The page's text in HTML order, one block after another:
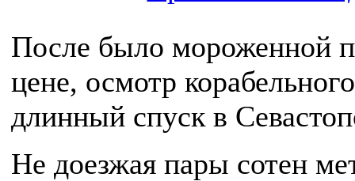
После было мороженной
цене, осмотр
длинный спуск в
Не доезжая пары сотен